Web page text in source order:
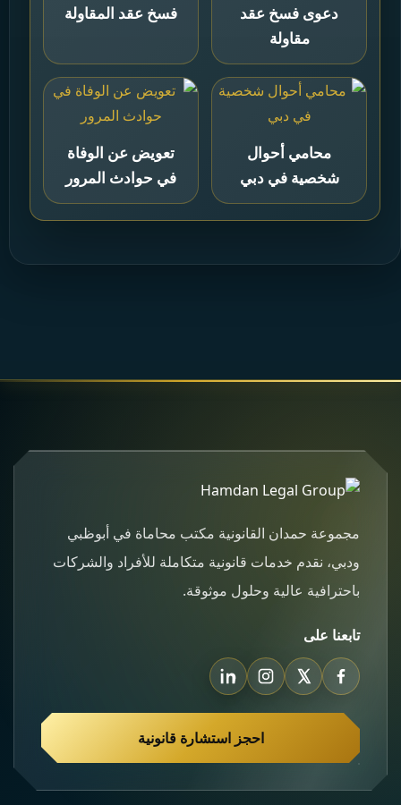
دعوى فسخ عقد
مقاولة
فسخ عقد المقاولة
محامي أحوال
شخصية في دبي
تعويض عن الوفاة
في حوادث المرور
مجموعة حمدان القانونية مكتب محاماة في أبوظبي
ودبي، نقدم خدمات قانونية متكاملة للأفراد والشركات
باحترافية عالية وحلول موثوقة.
تابعنا على
احجز استشارة قانونية